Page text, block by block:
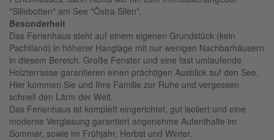
"Sillebotten" am See "Östra Silen".
Besonderheit
Das Ferienhaus steht auf einem eigenen Grundstück (kein
Pachtland) in höherer Hanglage mit nur wenigen Nachbarhäusern
in diesem Bereich. Große Fenster und eine fast umlaufende
Holzterrasse garantieren einen prächtigen Ausblick auf den See.
Hier kommen Sie und Ihre Familie zur Ruhe und vergessen
schnell den Lärm der Welt.
Das Ferienhaus ist komplett eingerichtet, gut isoliert und eine
moderne Verglasung garantiert angenehme Aufenthalte im
Sommer, sowie im Frühjahr, Herbst und Winter.